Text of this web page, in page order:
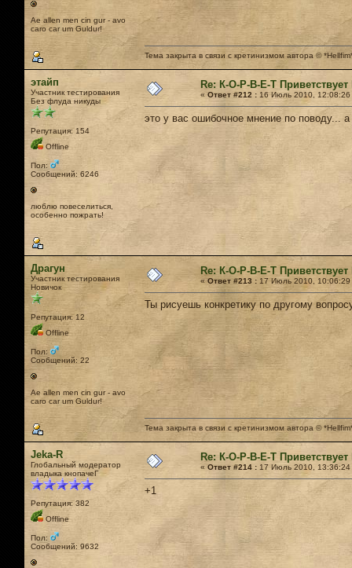
Ae allen men cin gur - avo
caro car um Guldur!
Тема закрыта в связи с кретинизмом автора ©
этайп
Участник тестирования
Без флуда никуды
Репутация: 154
Offline
Пол:
Сообщений: 6246
люблю повеселиться,
особенно пожрать!
Re: К-О-Р-В-Е-Т Приветствует
«Ответ #212 : 16 Июль 2010, 12:08:26
это у вас ошибочное мнение по поводу... а
Драгун
Участник тестирования
Новичок
Репутация: 12
Offline
Пол:
Сообщений: 22
Ae allen men cin gur - avo
caro car um Guldur!
Re: К-О-Р-В-Е-Т Приветствует
«Ответ #213 : 17 Июль 2010, 10:06:29
Ты рисуешь конкретику по другому
Тема закрыта в связи с кретинизмом автора ©
Jeka-R
Глобальный модератор
владыка кнопачеГ
Репутация: 382
Offline
Пол:
Сообщений: 9632
Re: К-О-Р-В-Е-Т Приветствует
«Ответ #214 : 17 Июль 2010, 13:36:24
+1